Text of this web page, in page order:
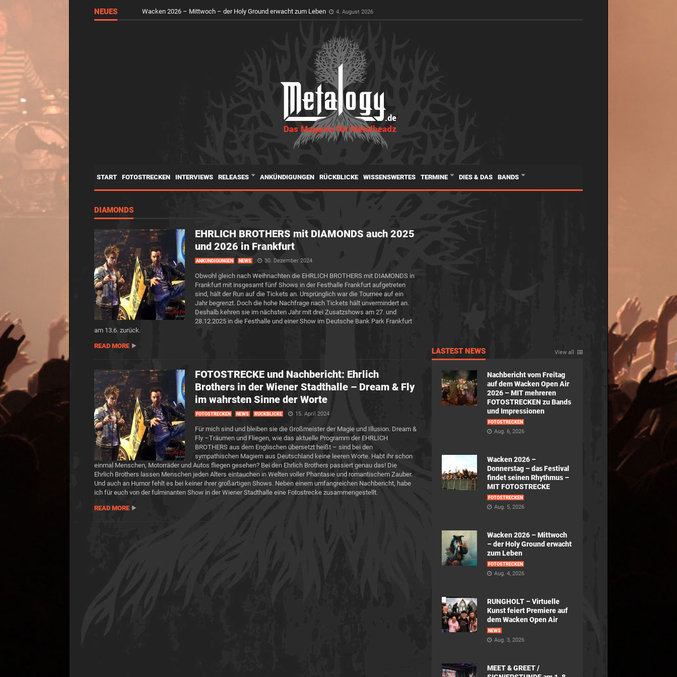
NEUES Wacken 2026 – Mittwoch – der Holy Ground erwacht zum Leben 4. August 2026
START FOTOSTRECKEN INTERVIEWS RELEASES ANKÜNDIGUNGEN RÜCKBLICKE WISSENSWERTES TERMINE DIES & DAS BANDS
DIAMONDS
EHRLICH BROTHERS mit DIAMONDS auch 2025
und 2026 in Frankfurt
ANKÜNDIGUNGEN NEWS 30. Dezember 2024
Obwohl gleich nach Weihnachten die EHRLICH BROTHERS mit DIAMONDS in
Frankfurt mit insgesamt fünf Shows in der Festhalle Frankfurt aufgetreten
sind, hält der Run auf die Tickets an. Ursprünglich war die Tournee auf ein
Jahr begrenzt. Doch die hohe Nachfrage nach Tickets hält unvermindert an.
Deshalb kehren sie im nächsten Jahr mit drei Zusatzshows am 27. und
28.12.2025 in die Festhalle und einer Show im Deutsche Bank Park Frankfurt
am 13.6. zurück.
READ MORE
FOTOSTRECKE und Nachbericht: Ehrlich
Brothers in der Wiener Stadthalle – Dream & Fly
im wahrsten Sinne der Worte
FOTOSTRECKEN NEWS RÜCKBLICKE 15. April 2024
Für mich sind und bleiben sie die Großmeister der Magie und Illusion. Dream &
Fly –Träumen und Fliegen, wie das aktuelle Programm der EHRLICH
BROTHERS aus dem Englischen übersetzt heißt – sind bei den
sympathischen Magiern aus Deutschland keine leeren Worte. Habt ihr schon
einmal Menschen, Motorräder und Autos fliegen gesehen? Bei den Ehrlich Brothers passiert genau das! Die
Ehrlich Brothers lassen Menschen jeden Alters eintauchen in Welten voller Phantasie und romantischem Zauber.
Und auch an Humor fehlt es bei keiner ihrer großartigen Shows. Neben einem umfangreichen Nachbericht, habe
ich für euch von der fulminanten Show in der Wiener Stadthalle eine Fotostrecke zusammengestellt.
READ MORE
LASTEST NEWS View all
Nachbericht vom Freitag
auf dem Wacken Open Air
2026 – MIT mehreren
FOTOSTRECKEN zu Bands
und Impressionen
FOTOSTRECKEN
Aug. 6, 2026
Wacken 2026 –
Donnerstag – das Festival
findet seinen Rhythmus –
MIT FOTOSTRECKE
FOTOSTRECKEN
Aug. 5, 2026
Wacken 2026 – Mittwoch
– der Holy Ground erwacht
zum Leben
FOTOSTRECKEN
Aug. 4, 2026
RUNGHOLT – Virtuelle
Kunst feiert Premiere auf
dem Wacken Open Air
NEWS
Aug. 3, 2026
MEET & GREET /